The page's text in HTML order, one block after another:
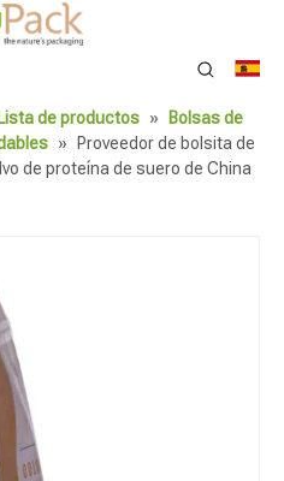
Lista de productos »
Bolsas de
»
Proveedor de bolsita de
de proteína de suero de China